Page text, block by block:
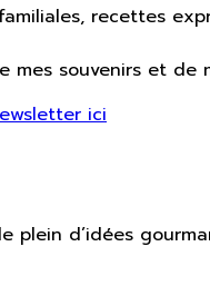
recettes
mes souvenirs et de
ici
plein d’idées